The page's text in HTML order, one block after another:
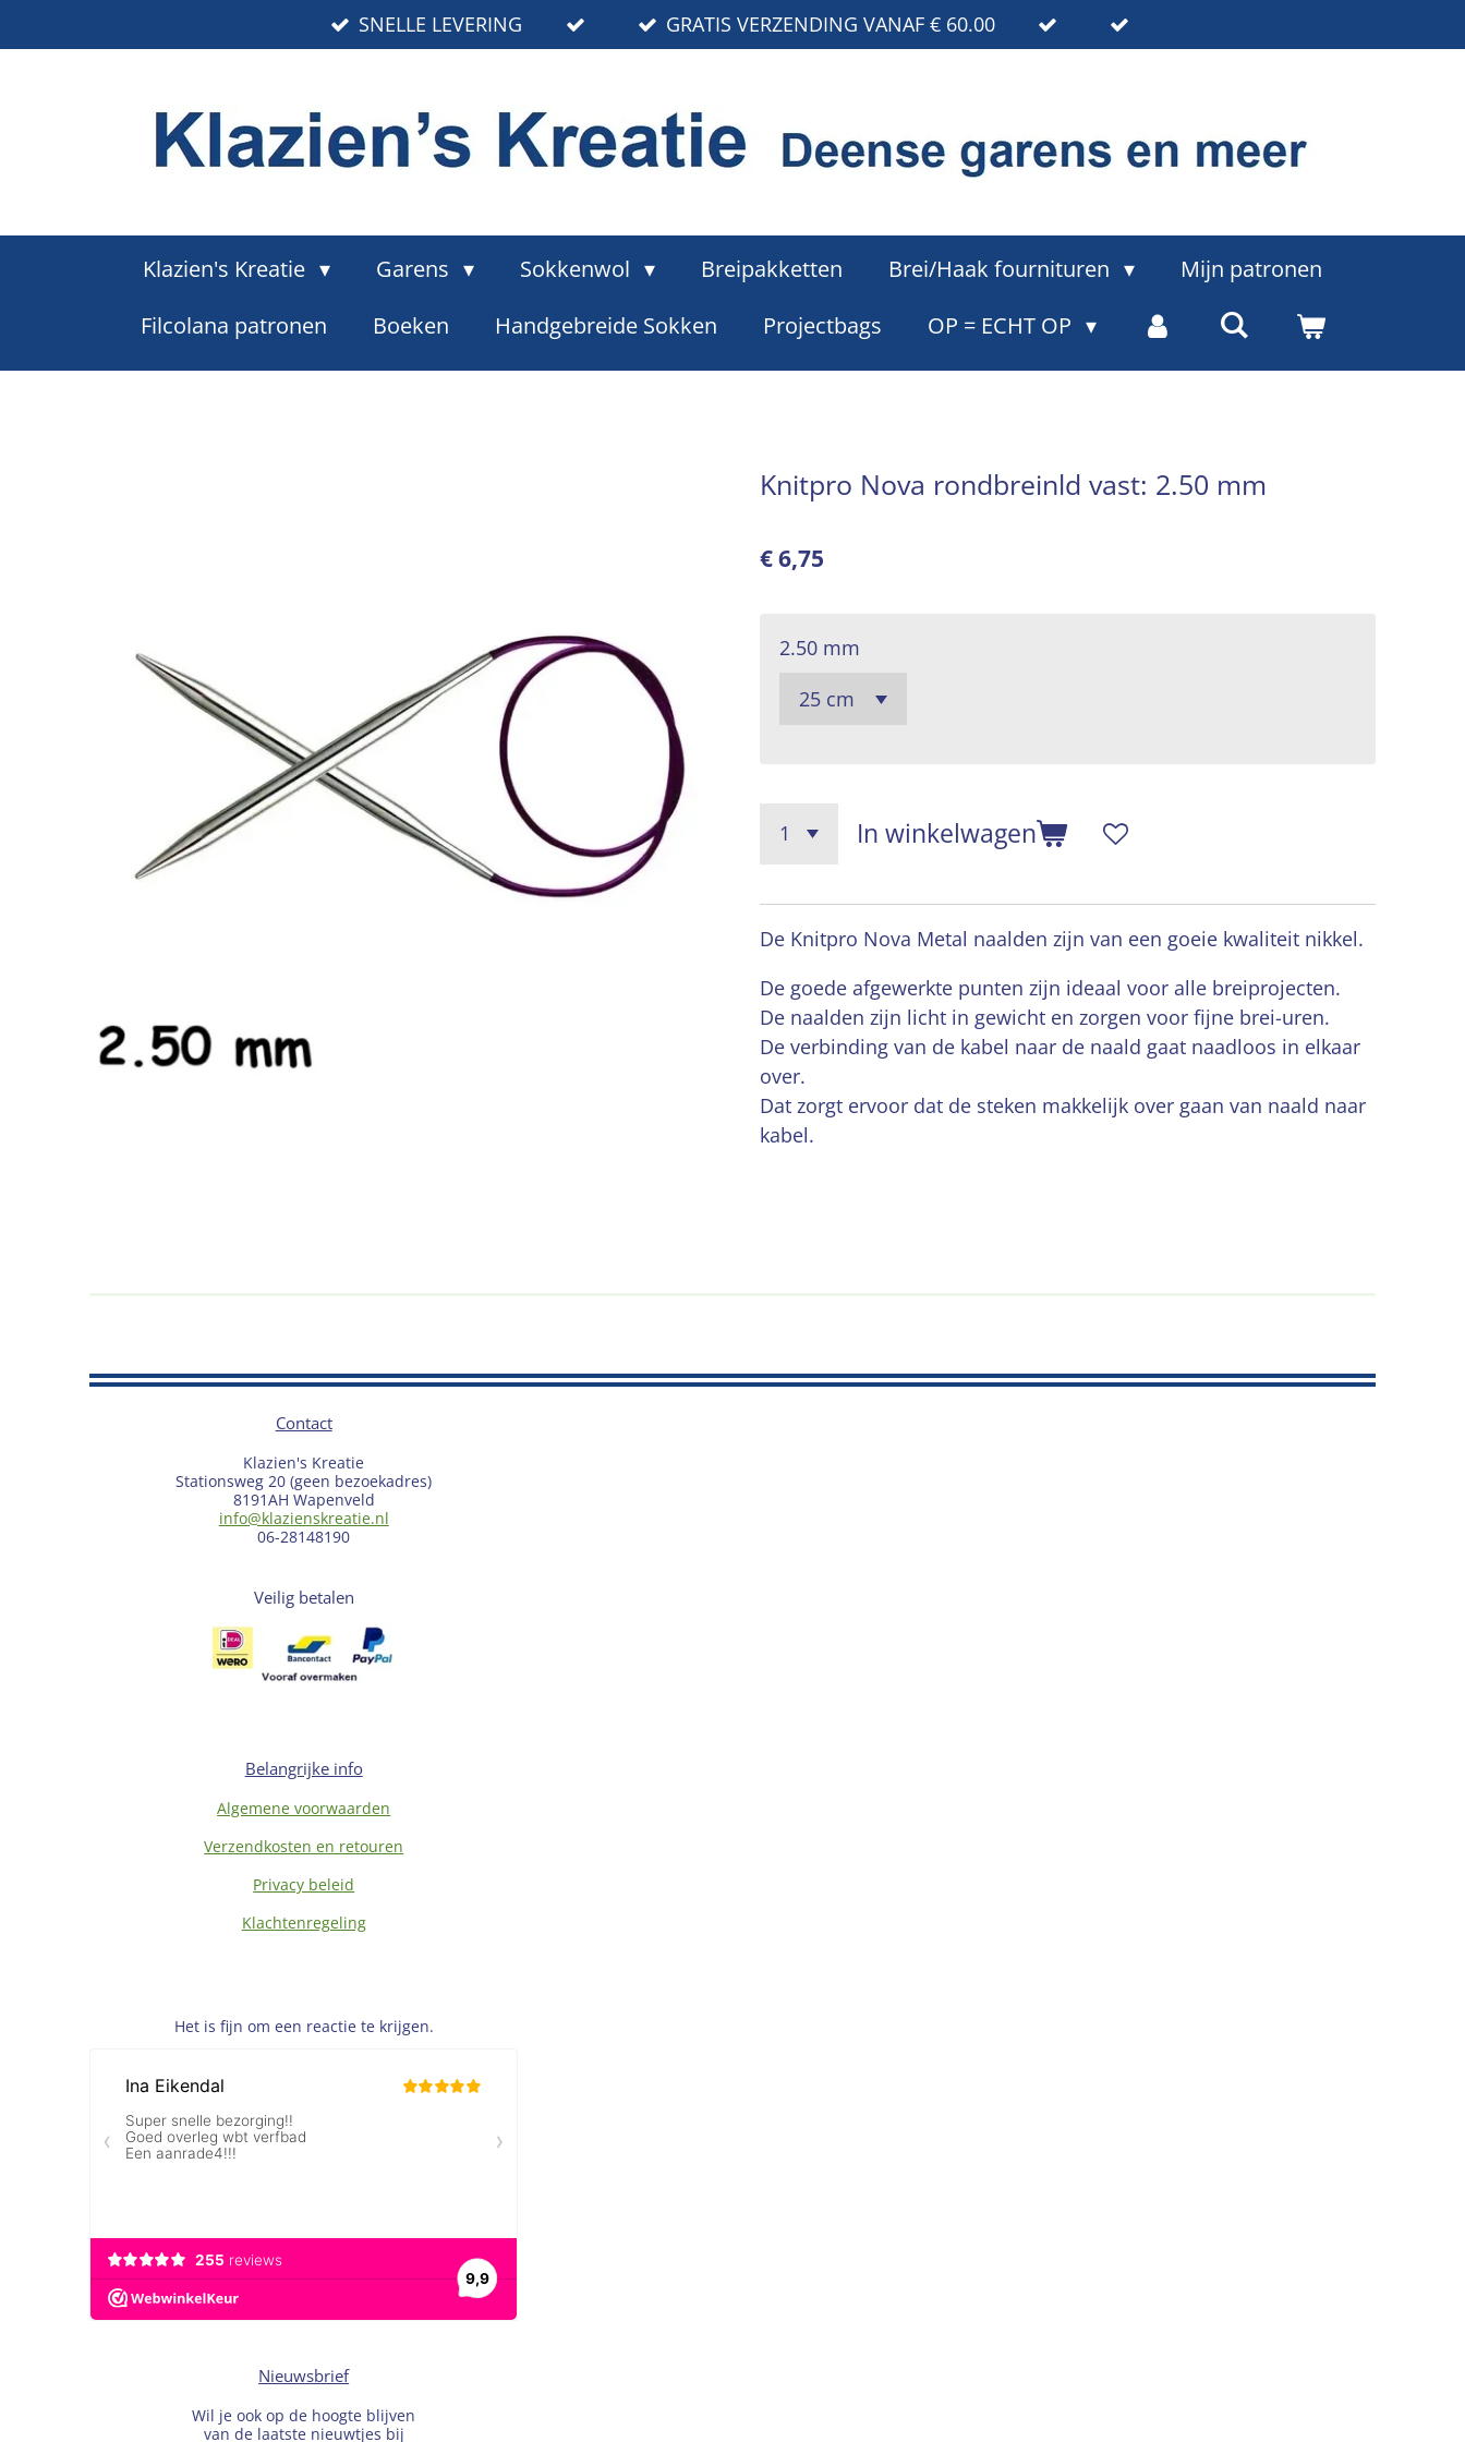
direct
SNELLE LEVERING GRATIS VERZENDING VANAF € 60.00
Klazien's Kreatie Garens Sokkenwol Breipakketten Brei/Haak fournituren
Mijn patronen
Filcolana patronen
Boeken Handgebreide Sokken Projectbags OP = ECHT OP
Knitpro Nova rondbreinld vast: 2.50 mm
€ 6,75
2.50 mm
In winkelwagen
De Knitpro Nova Metal naalden zijn van een goeie kwaliteit nikkel.
De goede afgewerkte punten zijn ideaal voor alle breiprojecten.
De naalden zijn licht in gewicht en zorgen voor fijne brei-uren.
De verbinding van de kabel naar de naald gaat naadloos in elkaar
over.
Dat zorgt ervoor dat de steken makkelijk over gaan van naald naar
kabel.
Contact
Klazien's Kreatie
Stationsweg 20 (geen bezoekadres)
8191AH Wapenveld
info@klazienskreatie.nl
06-28148190
Veilig betalen
Belangrijke info
Algemene voorwaarden
Verzendkosten en retouren
Privacy beleid
Klachtenregeling
Het is fijn om een reactie te krijgen.
Nieuwsbrief
Wil je ook op de hoogte blijven
van de laatste nieuwtjes bij